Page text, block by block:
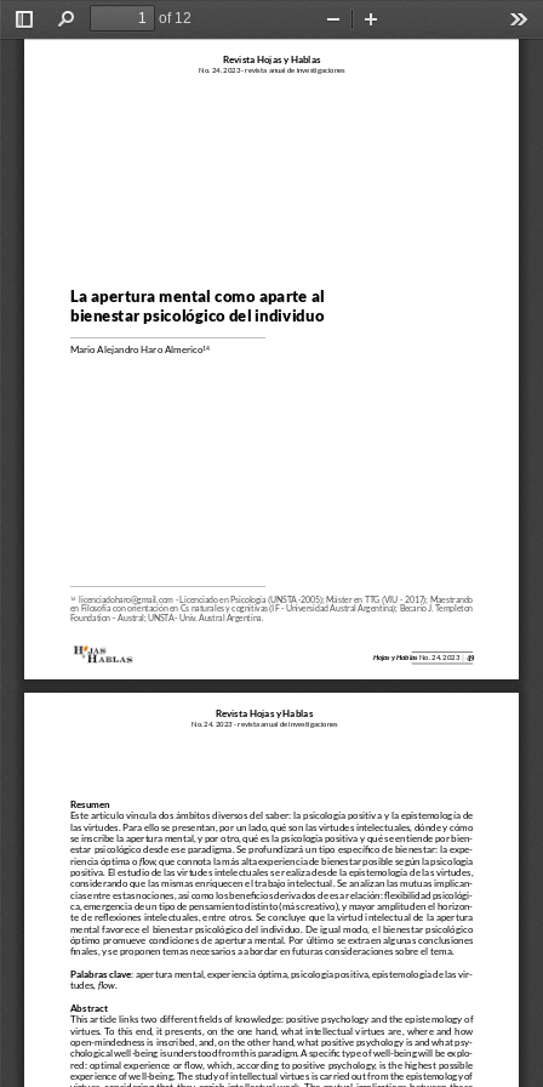
Toggle
Find
of 12
Zoom
49
Revista Hojas y Hablas
No. 24. 2023 - revista anual de investigaciones
Hojas y Hablas No. 24. 2023
La apertura mental como aparte al
bienestar psicológico del individuo
Mario Alejandro Haro Almerico14
14 licenciadoharo@gmail.com - Licenciado en Psicología (UNSTA -2005); Máster en TTG (VIU - 2017); Maestrando
en Filosofía con orientación en Cs naturales y cognitivas (IF - Universidad Austral Argentina); Becario J. Templeton
Foundation – Austral; UNSTA - Univ. Austral Argentina.
Revista Hojas y Hablas
No. 24. 2023 - revista anual de investigaciones
Resumen
Este artículo vincula dos ámbitos diversos del saber: la psicología positiva y la epistemología de
las virtudes. Para ello se presentan, por un lado, qué son las virtudes intelectuales, dónde y cómo
se inscribe la apertura mental, y por otro, qué es la psicología positiva y qué se entiende por bien-
estar psicológico desde ese paradigma. Se profundizará un tipo específico de bienestar: la expe-
riencia óptima o flow, que connota la más alta experiencia de bienestar posible según la psicología
positiva. El estudio de las virtudes intelectuales se realiza desde la epistemología de las virtudes,
considerando que las mismas enriquecen el trabajo intelectual. Se analizan las mutuas implican-
cias entre estas nociones, así como los beneficios derivados de esa relación: flexibilidad psicológi
ca, emergencia de un tipo de pensamiento distinto (más creativo), y mayor amplitud en el horizon-
te de reflexiones intelectuales, entre otros. Se concluye que la virtud intelectual de la apertura
mental  favorece  el  bienestar  psicológico  del  individuo.  De  igual  modo,  el  bienestar  psicológico
óptimo  promueve  condiciones  de  apertura  mental.  Por  último  se  extraen  algunas  conclusiones
finales, y se proponen temas necesarios a abordar en futuras consideraciones sobre el tema.
Palabras clave: apertura mental, experiencia óptima, psicología positiva, epistemología de las vir-
tudes, flow.
Abstract
This article links two different fields of knowledge: positive psychology and the epistemology of
virtues.  To  this  end,  it  presents,  on  the  one  hand,  what  intellectual  virtues  are,  where  and  how
open-mindedness is inscribed, and, on the other hand, what positive psychology is and what psy-
chological well-being is understood from this paradigm. A specific type of well-being will be explo-
red: optimal experience or flow, which, according to positive psychology, is the highest possible
experience of well-being. The study of intellectual virtues is carried out from the epistemology of